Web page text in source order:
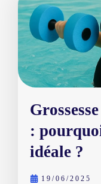
:
idéale ?
19/06/2025